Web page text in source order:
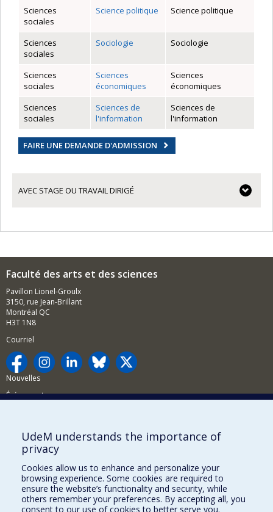
Sciences
sociales
Science politique Science politique
Sciences
sociales
Sociologie Sociologie
Sciences
sociales
Sciences
économiques
Sciences
économiques
Sciences
sociales
Sciences de
l'information
Sciences de
l'information
FAIRE UNE DEMANDE D'ADMISSION
AVEC STAGE OU TRAVAIL DIRIGÉ
Faculté des arts et des sciences
Pavillon Lionel-Groulx
3150, rue Jean-Brillant
Montréal QC
H3T 1N8
Courriel
Nouvelles
Événements
BESOIN D'AIDE?
Plan du site
Signaler une erreur
Accessibilité
UdeM understands the importance of
privacy
Cookies allow us to enhance and personalize your
browsing experience. Some cookies are required to
ensure the website’s functionality and security, while
others remember your preferences. By accepting all, you
consent to our use of cookies to better serve you.